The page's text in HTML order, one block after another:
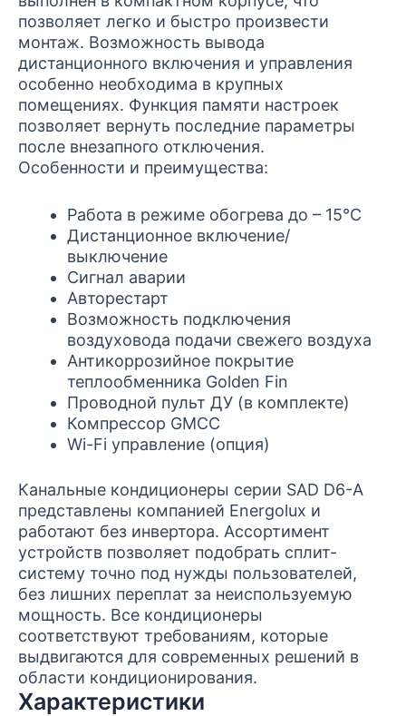
позволяет легко и быстро произвести
монтаж. Возможность вывода
дистанционного включения и управления
особенно необходима в крупных
помещениях. Функция памяти настроек
позволяет вернуть последние параметры
после внезапного отключения.
Особенности и преимущества:
Работа в режиме обогрева до – 15°C
Дистанционное включение/
выключение
Сигнал аварии
Авторестарт
Возможность подключения
воздуховода подачи свежего воздуха
Антикоррозийное покрытие
теплообменника Golden Fin
Проводной пульт ДУ (в комплекте)
Компрессор GMCC
Wi-Fi управление (опция)
Канальные кондиционеры серии SAD D6-A
представлены компанией Energolux и
работают без инвертора. Ассортимент
устройств позволяет подобрать сплит-
систему точно под нужды пользователей,
без лишних переплат за неиспользуемую
мощность. Все кондиционеры
соответствуют требованиям, которые
выдвигаются для современных решений в
области кондиционирования.
Характеристики